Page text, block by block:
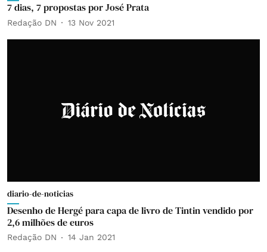
7 dias, 7 propostas por José Prata
Redação DN 13 Nov 2021
diario-de-noticias
Desenho de Hergé para capa de livro de Tintin vendido por
2,6 milhões de euros
Redação DN 14 Jan 2021